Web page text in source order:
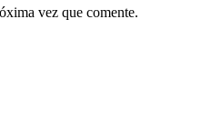
vez que comente.